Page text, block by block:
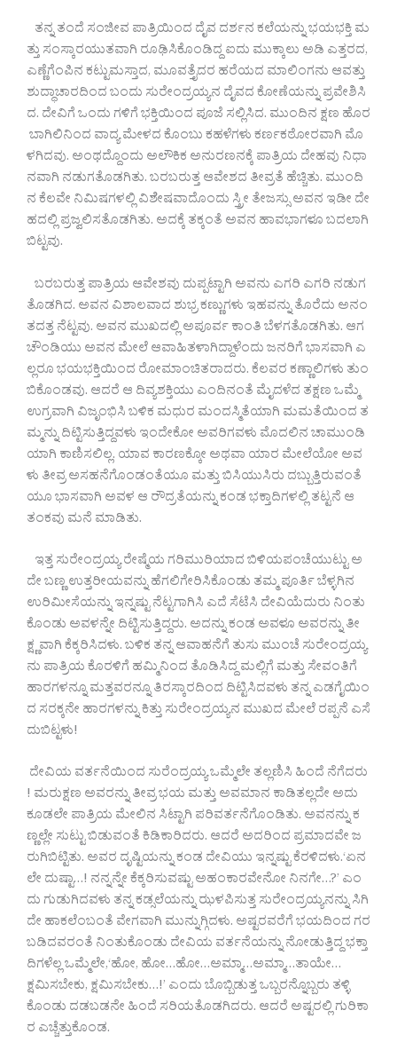
ತನ್ನ ತಂದೆ ಸಂಜೀವ ಪಾತ್ರಿಯಿಂದ ದೈವ ದರ್ಶನ ಕಲೆಯನ್ನು ಭಯಭಕ್ತಿ ಮ
ತ್ತು ಸಂಸ್ಕಾರಯುತವಾಗಿ ರೂಢಿಸಿಕೊಂಡಿದ್ದ ಐದು ಮುಕ್ಕಾಲು ಅಡಿ ಎತ್ತರದ,
ಎಣ್ಣೆಗೆಂಪಿನ ಕಟ್ಟುಮಸ್ತಾದ, ಮೂವತ್ತೈದರ ಹರೆಯದ ಮಾಲಿಂಗನು ಆವತ್ತು
ಶುದ್ಧಾಚಾರದಿಂದ ಬಂದು ಸುರೇಂದ್ರಯ್ಯನ ದೈವದ ಕೋಣೆಯನ್ನು ಪ್ರವೇಶಿಸಿ
ದ. ದೇವಿಗೆ ಒಂದು ಗಳಿಗೆ ಭಕ್ತಿಯಿಂದ ಪೂಜೆ ಸಲ್ಲಿಸಿದ. ಮುಂದಿನ ಕ್ಷಣ ಹೊರ
ಬಾಗಿಲಿನಿಂದ ವಾದ್ಯ ಮೇಳದ ಕೊಂಬು ಕಹಳೆಗಳು ಕರ್ಣಕಠೋರವಾಗಿ ಮೊ
ಳಗಿದವು. ಅಂಥದ್ದೊಂದು ಅಲೌಕಿಕ ಅನುರಣನಕ್ಕೆ ಪಾತ್ರಿಯ ದೇಹವು ನಿಧಾ
ನವಾಗಿ ನಡುಗತೊಡಗಿತು. ಬರಬರುತ್ತ ಆವೇಶದ ತೀವ್ರತೆ ಹೆಚ್ಚಿತು. ಮುಂದಿ
ನ ಕೆಲವೇ ನಿಮಿಷಗಳಲ್ಲಿ ವಿಶೇಷವಾದೊಂದು ಸ್ತ್ರೀ ತೇಜಸ್ಸು ಅವನ ಇಡೀ ದೇ
ಹದಲ್ಲಿ ಪ್ರಜ್ವಲಿಸತೊಡಗಿತು. ಅದಕ್ಕೆ ತಕ್ಕಂತೆ ಅವನ ಹಾವಭಾಗಳೂ ಬದಲಾಗಿ
ಬಿಟ್ಟವು.
ಬರಬರುತ್ತ ಪಾತ್ರಿಯ ಆವೇಶವು ದುಪ್ಪಟ್ಟಾಗಿ ಅವನು ಎಗರಿ ಎಗರಿ ನಡುಗ
ತೊಡಗಿದ. ಅವನ ವಿಶಾಲವಾದ ಶುಭ್ರ ಕಣ್ಣುಗಳು ಇಹವನ್ನು ತೊರೆದು ಅನಂ
ತದತ್ತ ನೆಟ್ಟವು. ಅವನ ಮುಖದಲ್ಲಿ ಅಪೂರ್ವ ಕಾಂತಿ ಬೆಳಗತೊಡಗಿತು. ಆಗ
ಚೌಂಡಿಯು ಅವನ ಮೇಲೆ ಆವಾಹಿತಳಾಗಿದ್ದಾಳೆಂದು ಜನರಿಗೆ ಭಾಸವಾಗಿ ಎ
ಲ್ಲರೂ ಭಯಭಕ್ತಿಯಿಂದ ರೋಮಾಂಚಿತರಾದರು. ಕೆಲವರ ಕಣ್ಣಾಲಿಗಳು ತುಂ
ಬಿಕೊಂಡವು. ಆದರೆ ಆ ದಿವ್ಯಶಕ್ತಿಯು ಎಂದಿನಂತೆ ಮೈದಳೆದ ತಕ್ಷಣ ಒಮ್ಮೆ
ಉಗ್ರವಾಗಿ ವಿಜೃಂಭಿಸಿ ಬಳಿಕ ಮಧುರ ಮಂದಸ್ಮಿತೆಯಾಗಿ ಮಮತೆಯಿಂದ ತ
ಮ್ಮನ್ನು ದಿಟ್ಟಿಸುತ್ತಿದ್ದವಳು ಇಂದೇಕೋ ಅವರಿಗವಳು ಮೊದಲಿನ ಚಾಮುಂಡಿ
ಯಾಗಿ ಕಾಣಿಸಲಿಲ್ಲ. ಯಾವ ಕಾರಣಕ್ಕೋ ಅಥವಾ ಯಾರ ಮೇಲೆಯೋ ಅವ
ಳು ತೀವ್ರ ಅಸಹನೆಗೊಂಡಂತೆಯೂ ಮತ್ತು ಬಿಸಿಯುಸಿರು ದಬ್ಬುತ್ತಿರುವಂತೆ
ಯೂ ಭಾಸವಾಗಿ ಅವಳ ಆ ರೌದ್ರತೆಯನ್ನು ಕಂಡ ಭಕ್ತಾದಿಗಳಲ್ಲಿ ತಟ್ಟನೆ ಆ
ತಂಕವು ಮನೆ ಮಾಡಿತು.
ಇತ್ತ ಸುರೇಂದ್ರಯ್ಯ ರೇಷ್ಮೆಯ ಗರಿಮುರಿಯಾದ ಬಿಳಿಯಪಂಚೆಯುಟ್ಟು ಅ
ದೇ ಬಣ್ಣ ಉತ್ತರೀಯವನ್ನು ಹೆಗಲಿಗೇರಿಸಿಕೊಂಡು ತಮ್ಮ ಪೂರ್ತಿ ಬೆಳ್ಳಗಿನ
ಉರಿಮೀಸೆಯನ್ನು ಇನ್ನಷ್ಟು ನೆಟ್ಟಗಾಗಿಸಿ ಎದೆ ಸೆಟೆಸಿ ದೇವಿಯೆದುರು ನಿಂತು
ಕೊಂಡು ಅವಳನ್ನೇ ದಿಟ್ಟಿಸುತ್ತಿದ್ದರು. ಅದನ್ನು ಕಂಡ ಅವಳೂ ಅವರನ್ನು ತೀ
ಕ್ಷ್ಣವಾಗಿ ಕೆಕ್ಕರಿಸಿದಳು. ಬಳಿಕ ತನ್ನ ಆವಾಹನೆಗೆ ತುಸು ಮುಂಚೆ ಸುರೇಂದ್ರಯ್ಯ
ನು ಪಾತ್ರಿಯ ಕೊರಳಿಗೆ ಹಮ್ಮಿನಿಂದ ತೊಡಿಸಿದ್ದ ಮಲ್ಲಿಗೆ ಮತ್ತು ಸೇವಂತಿಗೆ
ಹಾರಗಳನ್ನೂ ಮತ್ತವರನ್ನೂ ತಿರಸ್ಕಾರದಿಂದ ದಿಟ್ಟಿಸಿದವಳು ತನ್ನ ಎಡಗೈಯಿಂ
ದ ಸರಕ್ಕನೇ ಹಾರಗಳನ್ನು ಕಿತ್ತು ಸುರೇಂದ್ರಯ್ಯನ ಮುಖದ ಮೇಲೆ ರಪ್ಪನೆ ಎಸೆ
ದುಬಿಟ್ಟಳು!
ದೇವಿಯ ವರ್ತನೆಯಿಂದ ಸುರೆಂದ್ರಯ್ಯ ಒಮ್ಮೆಲೇ ತಲ್ಲಣಿಸಿ ಹಿಂದೆ ನೆಗೆದರು
! ಮರುಕ್ಷಣ ಅವರನ್ನು ತೀವ್ರ ಭಯ ಮತ್ತು ಅವಮಾನ ಕಾಡಿತಲ್ಲದೇ ಅದು
ಕೂಡಲೇ ಪಾತ್ರಿಯ ಮೇಲಿನ ಸಿಟ್ಟಾಗಿ ಪರಿವರ್ತನೆಗೊಂಡಿತು. ಅವನನ್ನು ಕ
ಣ್ಣಲ್ಲೇ ಸುಟ್ಟು ಬಿಡುವಂತೆ ಕಿಡಿಕಾರಿದರು. ಆದರೆ ಅದರಿಂದ ಪ್ರಮಾದವೇ ಜ
ರುಗಿಬಿಟ್ಟಿತು. ಅವರ ದೃಷ್ಟಿಯನ್ನು ಕಂಡ ದೇವಿಯು ಇನ್ನಷ್ಟು ಕೆರಳಿದಳು.‘ಏನ
ಲೇ ದುಷ್ಟಾ…! ನನ್ನನ್ನೇ ಕೆಕ್ಕರಿಸುವಷ್ಟು ಅಹಂಕಾರವೇನೋ ನಿನಗೇ…?’ ಎಂ
ದು ಗುಡುಗಿದವಳು ತನ್ನ ಕಡ್ಸಲೆಯನ್ನು ಝಳಪಿಸುತ್ತ ಸುರೇಂದ್ರಯ್ಯನನ್ನು ಸಿಗಿ
ದೇ ಹಾಕಲೆಂಬಂತೆ ವೇಗವಾಗಿ ಮುನ್ನುಗ್ಗಿದಳು. ಅಷ್ಟರವರೆಗೆ ಭಯದಿಂದ ಗರ
ಬಡಿದವರಂತೆ ನಿಂತುಕೊಂಡು ದೇವಿಯ ವರ್ತನೆಯನ್ನು ನೋಡುತ್ತಿದ್ದ ಭಕ್ತಾ
ದಿಗಳೆಲ್ಲ ಒಮ್ಮೆಲೇ,‘ಹೋ, ಹೋ…ಹೋ…ಅಮ್ಮಾ…ಅಮ್ಮಾ…ತಾಯೇ…
ಕ್ಷಮಿಸಬೇಕು, ಕ್ಷಮಿಸಬೇಕು…!’ ಎಂದು ಬೊಬ್ಬಿಡುತ್ತ ಒಬ್ಬರನ್ನೊಬ್ಬರು ತಳ್ಳಿ
ಕೊಂಡು ದಡಬಡನೇ ಹಿಂದೆ ಸರಿಯತೊಡಗಿದರು. ಆದರೆ ಅಷ್ಟರಲ್ಲಿ ಗುರಿಕಾ
ರ ಎಚ್ಚೆತ್ತುಕೊಂಡ.